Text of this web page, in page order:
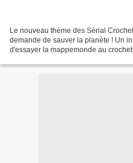
Le nouveau thème des Sérial
demande de sauver la planète ! Un
d'essayer la mappemonde au